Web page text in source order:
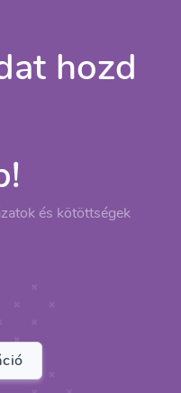
hozd
és kötöttségek